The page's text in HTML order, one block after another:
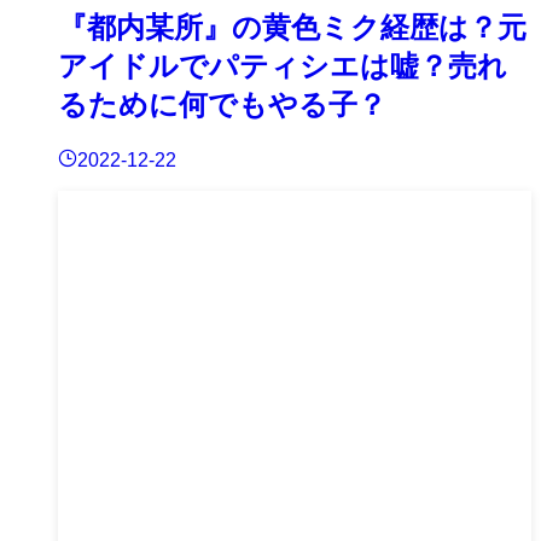
『都内某所』の黄色ミク経歴は？元
アイドルでパティシエは嘘？売れ
るために何でもやる子？
2022-12-22